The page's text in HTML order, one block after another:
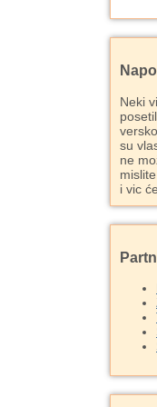
Neki
su
ne
i vic